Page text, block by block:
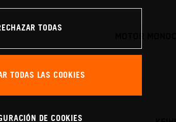
MOTOR
TODAS
TODAS LAS COOKIES
DE COOKIES